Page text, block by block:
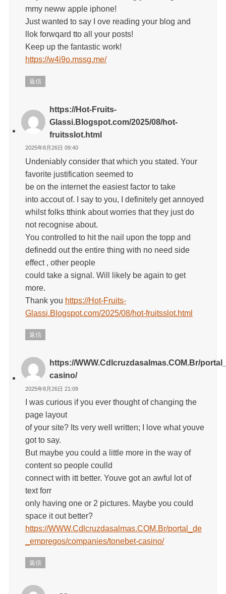
mmy neww apple iphone!
Just wanted to say I ove reading your blog and
llok forwqard tto all your posts!
Keep up the fantastic work!
https://w4i9o.mssg.me/
返信
https://Hot-Fruits-
Glassi.Blogspot.com/2025/08/hot-
fruitsslot.html
2025年8月26日 09:40
Undeniably consider that which you stated. Your
favorite justification seemed to
be on the internet the easiest factor to take
into accout of. I say to you, I definitely get annoyed
whilst folks tthink about worries that they just do
not recognise about.
You controlled to hit the nail upon the topp and
definedd out the entire thing with no need side
effect , other people
could take a signal. Will likely be again to get
more.
Thank you https://Hot-Fruits-
Glassi.Blogspot.com/2025/08/hot-fruitsslot.html
返信
https://WWW.Cdlcruzdasalmas.COM.Br/
casino/
2025年8月26日 21:09
I was curious if you ever thought of changing the
page layout
of your site? Its very well written; I love what youve
got to say.
But maybe you could a little more in the way of
content so people coulld
connect with itt better. Youve got an awful lot of
text forr
only having one or 2 pictures. Maybe you could
space it out better?
https://WWW.Cdlcruzdasalmas.COM.Br/portal_de
_empregos/companies/tonebet-casino/
返信